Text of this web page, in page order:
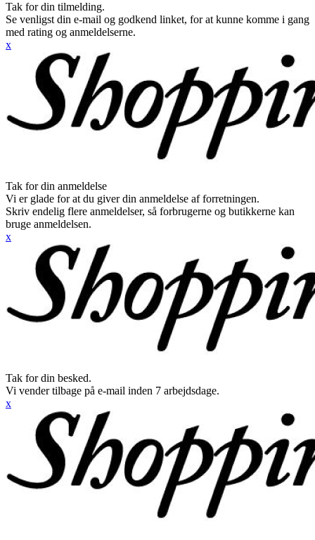
Tak for din tilmelding.
Se venligst din e-mail og godkend linket, for at kunne komme i gang
med rating og anmeldelserne.
x
Tak for din anmeldelse
Vi er glade for at du giver din anmeldelse af forretningen.
Skriv endelig flere anmeldelser, så forbrugerne og butikkerne kan
bruge anmeldelsen.
x
Tak for din besked.
Vi vender tilbage på e-mail inden 7 arbejdsdage.
x